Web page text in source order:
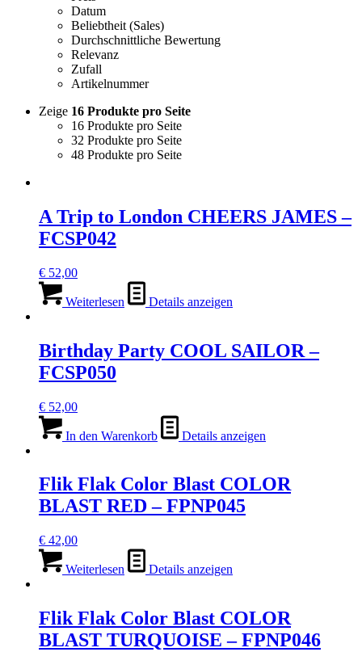
Datum
Beliebtheit (Sales)
Durchschnittliche Bewertung
Relevanz
Zufall
Artikelnummer
Zeige 16 Produkte pro Seite
16 Produkte pro Seite
32 Produkte pro Seite
48 Produkte pro Seite
A Trip to London CHEERS JAMES –
FCSP042
€ 52,00
Weiterlesen Details anzeigen
Birthday Party COOL SAILOR –
FCSP050
€ 52,00
In den Warenkorb Details anzeigen
Flik Flak Color Blast COLOR
BLAST RED – FPNP045
€ 42,00
Weiterlesen Details anzeigen
Flik Flak Color Blast COLOR
BLAST TURQUOISE – FPNP046